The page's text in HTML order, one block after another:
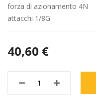
forza di azionamento 4N
attacchi 1/8G
40,60 €